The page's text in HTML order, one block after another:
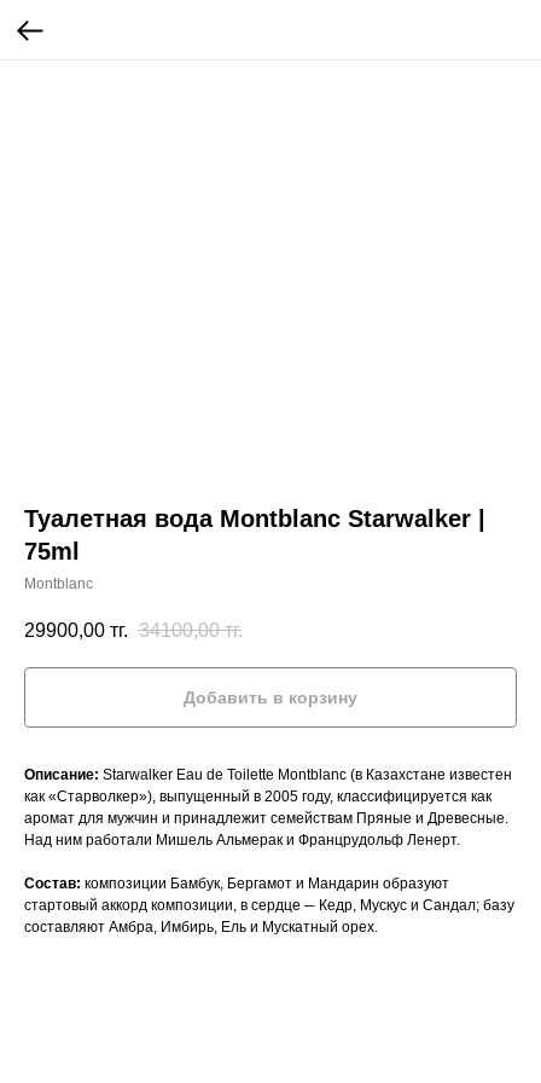
Туалетная вода Montblanc Starwalker |
75ml
Montblanc
29900,00 тг. 34100,00 тг.
Добавить в корзину
Описание: Starwalker Eau de Toilette Montblanc (в Казахстане известен
как «Старволкер»), выпущенный в 2005 году, классифицируется как
аромат для мужчин и принадлежит семействам Пряные и Древесные.
Над ним работали Мишель Альмерак и Францрудольф Ленерт.
Состав: композиции Бамбук, Бергамот и Мандарин образуют
стартовый аккорд композиции, в сердце ─ Кедр, Мускус и Сандал; базу
составляют Амбра, Имбирь, Ель и Мускатный орех.